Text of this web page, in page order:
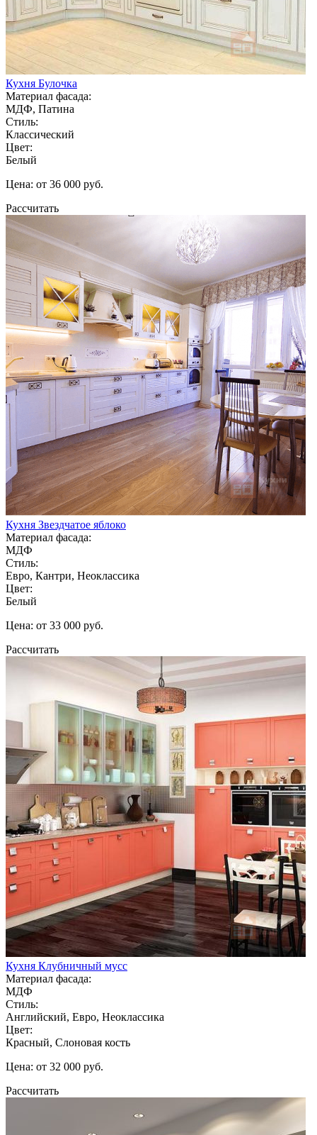
Кухня Булочка
Материал фасада:
МДФ, Патина
Стиль:
Классический
Цвет:
Белый
Цена: от 36 000 руб.
Рассчитать
Кухня Звездчатое яблоко
Материал фасада:
МДФ
Стиль:
Евро, Кантри, Неоклассика
Цвет:
Белый
Цена: от 33 000 руб.
Рассчитать
Кухня Клубничный мусс
Материал фасада:
МДФ
Стиль:
Английский, Евро, Неоклассика
Цвет:
Красный, Слоновая кость
Цена: от 32 000 руб.
Рассчитать